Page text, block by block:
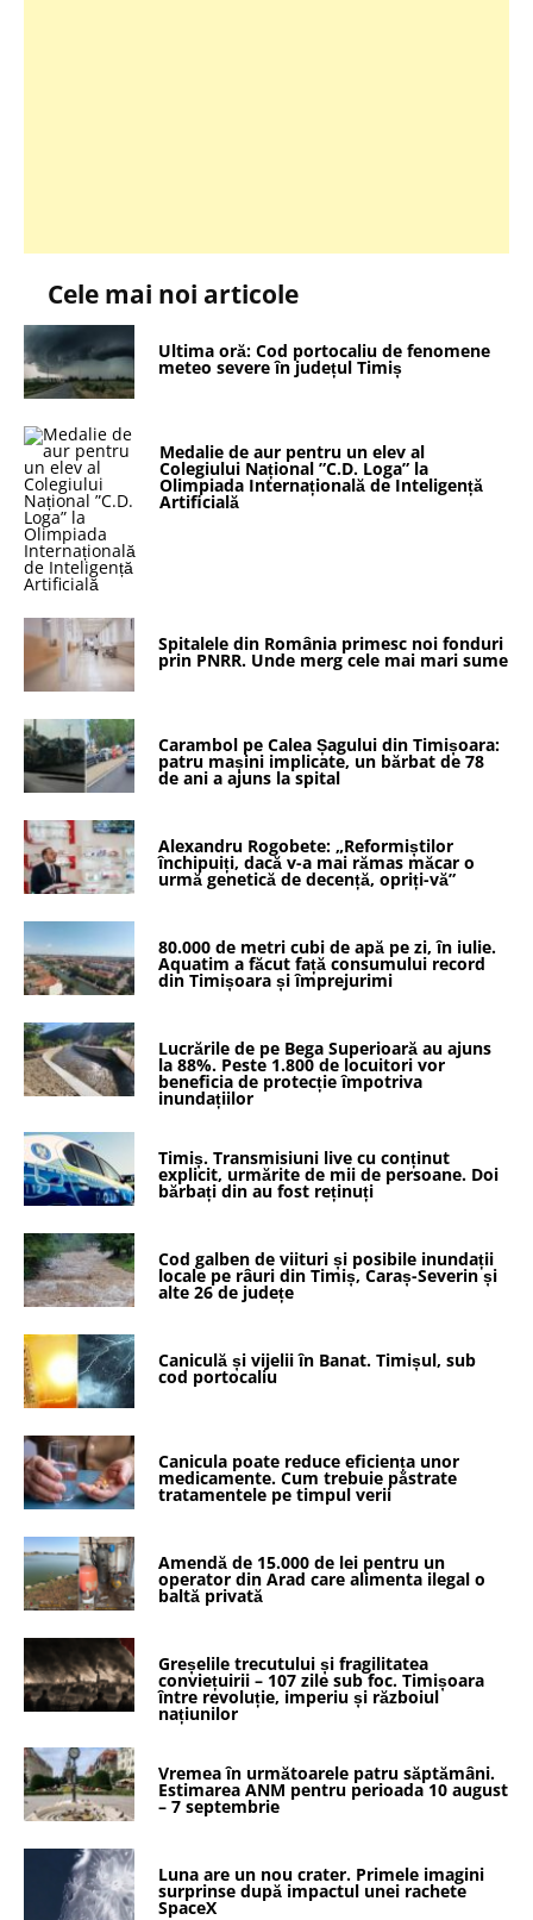
Cele mai noi articole
Ultima oră: Cod portocaliu de fenomene
meteo severe în județul Timiș
Medalie de aur pentru un elev al
Colegiului Național ”C.D. Loga” la
Olimpiada Internațională de Inteligență
Artificială
Spitalele din România primesc noi fonduri
prin PNRR. Unde merg cele mai mari sume
Carambol pe Calea Șagului din Timișoara:
patru mașini implicate, un bărbat de 78
de ani a ajuns la spital
Alexandru Rogobete: „Reformiștilor
închipuiți, dacă v-a mai rămas măcar o
urmă genetică de decență, opriți-vă”
80.000 de metri cubi de apă pe zi, în iulie.
Aquatim a făcut față consumului record
din Timișoara și împrejurimi
Lucrările de pe Bega Superioară au ajuns
la 88%. Peste 1.800 de locuitori vor
beneficia de protecție împotriva
inundațiilor
Timiș. Transmisiuni live cu conținut
explicit, urmărite de mii de persoane. Doi
bărbați din au fost reținuți
Cod galben de viituri și posibile inundații
locale pe râuri din Timiș, Caraș-Severin și
alte 26 de județe
Caniculă și vijelii în Banat. Timișul, sub
cod portocaliu
Canicula poate reduce eficiența unor
medicamente. Cum trebuie păstrate
tratamentele pe timpul verii
Amendă de 15.000 de lei pentru un
operator din Arad care alimenta ilegal o
baltă privată
Greșelile trecutului și fragilitatea
conviețuirii – 107 zile sub foc. Timișoara
între revoluție, imperiu și războiul
națiunilor
Vremea în următoarele patru săptămâni.
Estimarea ANM pentru perioada 10 august
– 7 septembrie
Luna are un nou crater. Primele imagini
surprinse după impactul unei rachete
SpaceX